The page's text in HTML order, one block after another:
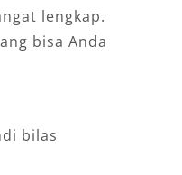
lengkap.
bisa Anda
bilas